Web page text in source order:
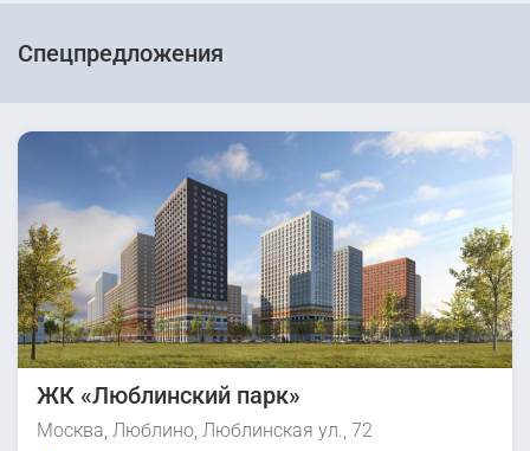
Спецпредложения
ЖК «Люблинский парк»
Москва, Люблино, Люблинская ул., 72